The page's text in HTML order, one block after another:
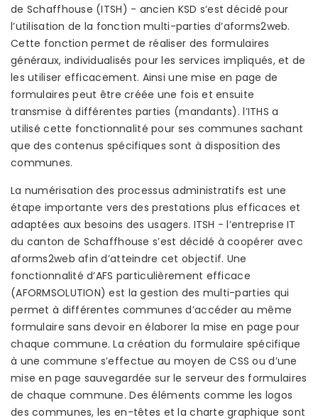
de Schaffhouse (ITSH) - ancien KSD s’est décidé pour
l’utilisation de la fonction multi-parties d’aforms2web.
Cette fonction permet de réaliser des formulaires
généraux, individualisés pour les services impliqués, et de
les utiliser efficacement. Ainsi une mise en page de
formulaires peut être créée une fois et ensuite
transmise à différentes parties (mandants). l’ITHS a
utilisé cette fonctionnalité pour ses communes sachant
que des contenus spécifiques sont à disposition des
communes.
La numérisation des processus administratifs est une
étape importante vers des prestations plus efficaces et
adaptées aux besoins des usagers. ITSH - l’entreprise IT
du canton de Schaffhouse s’est décidé à coopérer avec
aforms2web afin d’atteindre cet objectif. Une
fonctionnalité d’AFS particulièrement efficace
(AFORMSOLUTION) est la gestion des multi-parties qui
permet à différentes communes d’accéder au même
formulaire sans devoir en élaborer la mise en page pour
chaque commune. La création du formulaire spécifique
à une commune s’effectue au moyen de CSS ou d’une
mise en page sauvegardée sur le serveur des formulaires
de chaque commune. Des éléments comme les logos
des communes, les en-têtes et la charte graphique sont